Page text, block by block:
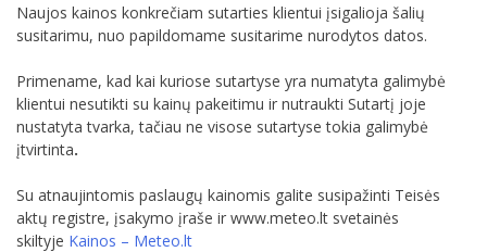
Naujos kainos konkrečiam sutarties klientui įsigalioja šalių
susitarimu, nuo papildomame susitarime nurodytos datos.
Primename, kad kai kuriose sutartyse yra numatyta galimybė
klientui nesutikti su kainų pakeitimu ir nutraukti Sutartį joje
nustatyta tvarka, tačiau ne visose sutartyse tokia galimybė
įtvirtinta.
Su atnaujintomis paslaugų kainomis galite susipažinti Teisės
aktų registre, įsakymo įraše ir www.meteo.lt svetainės
skiltyje Kainos – Meteo.lt